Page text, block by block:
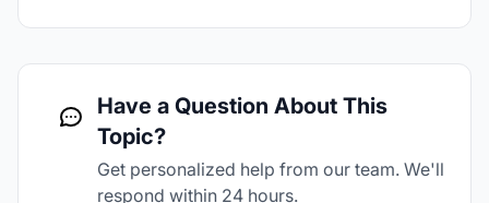
Have a Question About This
Topic?
Get personalized help from our team. We'll
respond within 24 hours.